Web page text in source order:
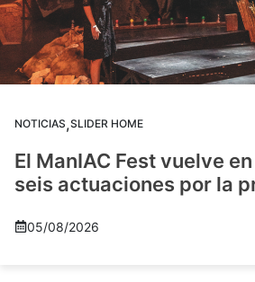
NOTICIAS,SLIDER HOME
El ManIAC Fest vuelve
seis actuaciones por la
05/08/2026